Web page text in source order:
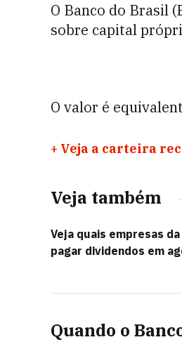
O Banco do Brasil
sobre capital
O valor é
+ Veja a carteira
Veja também
Veja quais empresas
pagar dividendos em
Quando o